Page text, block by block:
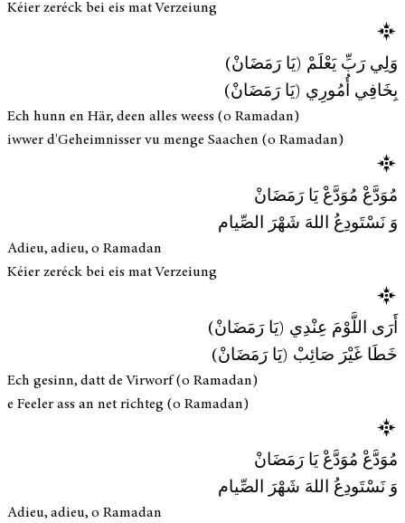
Kéier zeréck bei eis mat Verzeiung
وَلِي رَبِّ يَعْلَمْ (يَا رَمَضَانْ)
بِخَافِي أُمُورِي (يَا رَمَضَانْ)
Ech hunn en Här, deen alles weess (o Ramadan)
iwwer d'Geheimnisser vu menge Saachen (o Ramadan)
مُوَدَّعْ مُوَدَّعْ يَا رَمَضَانْ
وَ نَسْتَودِعُ اللهَ شَهْرَ الصِّيام
Adieu, adieu, o Ramadan
Kéier zeréck bei eis mat Verzeiung
أَرَى اللَّوْمَ عِنْدِي (يَا رَمَضَانْ)
خَطَا غَيْرَ صَائِبْ (يَا رَمَضَانْ)
Ech gesinn, datt de Virworf (o Ramadan)
e Feeler ass an net richteg (o Ramadan)
مُوَدَّعْ مُوَدَّعْ يَا رَمَضَانْ
وَ نَسْتَودِعُ اللهَ شَهْرَ الصِّيام
Adieu, adieu, o Ramadan